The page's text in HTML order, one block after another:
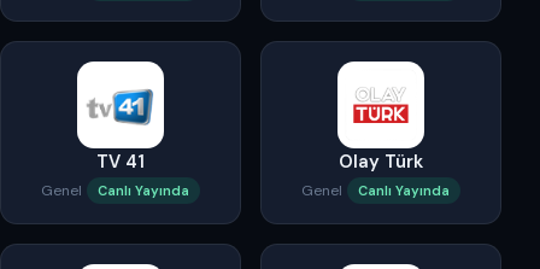
TV 41
Genel Canlı Yayında
Olay Türk
Genel Canlı Yayında